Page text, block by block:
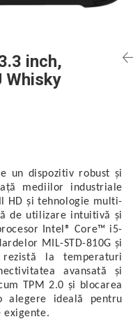
inch,
Whisky
un dispozitiv robust și
mediilor industriale
HD și tehnologie multi-
de utilizare intuitivă și
Intel® Core™ i5-
MIL-STD-810G și
rezistă la temperaturi
avansată și
TPM 2.0 și blocarea
alegere ideală pentru
exigente.